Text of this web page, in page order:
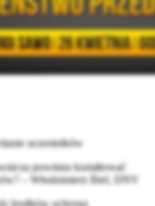
uczestników
powinna kształtować
– Włodzimierz Biel, DNV
środków ochrony